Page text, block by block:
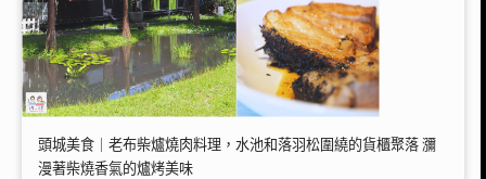
頭城美食｜老布柴爐燒肉料理，水池和落羽松圍繞的貨櫃聚落 瀰
漫著柴燒香氣的爐烤美味